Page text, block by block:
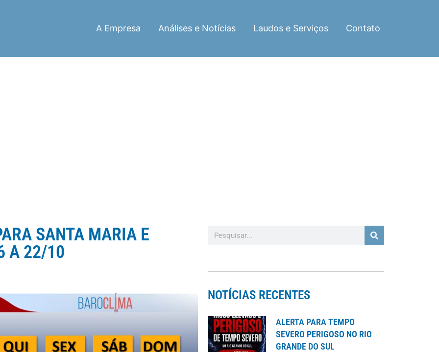
A Empresa Análises e Notícias Laudos e Serviços Contato
SANTA MARIA E
A 22/10
NOTÍCIAS RECENTES
ALERTA PARA TEMPO
SEVERO PERIGOSO NO RIO
GRANDE DO SUL